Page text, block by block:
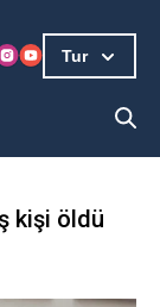
Tur
kişi öldü